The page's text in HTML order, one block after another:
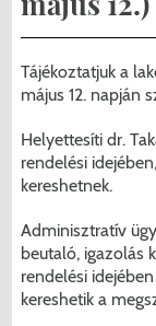
Péceli
Pécel
2025/
Tájékoztatjuk a
május 12. napján
Helyettesíti dr.
rendelési
kereshetnek.
Adminisztratív
beutaló, igazolás
rendelési
kereshetik a